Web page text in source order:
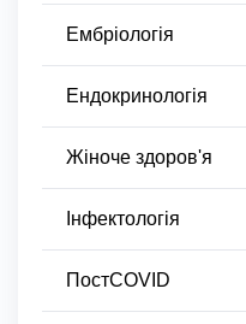
Ембріологія
Ендокринологія
Жіноче здоров'я
Інфектологія
ПостCOVID